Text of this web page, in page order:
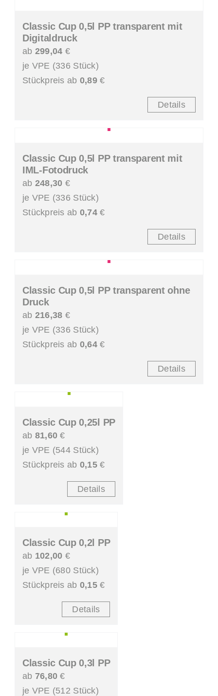
Classic Cup 0,5l PP transparent mit
Digitaldruck
ab 299,04 €
je VPE (336 Stück)
Stückpreis ab 0,89€
Details
Classic Cup 0,5l PP transparent mit
IML-Fotodruck
ab 248,30 €
je VPE (336 Stück)
Stückpreis ab 0,74€
Details
Classic Cup 0,5l PP transparent ohne
Druck
ab 216,38 €
je VPE (336 Stück)
Stückpreis ab 0,64€
Details
Classic Cup 0,25l PP
ab 81,60 €
je VPE (544 Stück)
Stückpreis ab 0,15€
Details
Classic Cup 0,2l PP
ab 102,00 €
je VPE (680 Stück)
Stückpreis ab 0,15€
Details
Classic Cup 0,3l PP
ab 76,80 €
je VPE (512 Stück)